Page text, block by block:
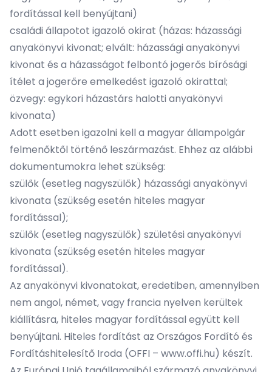
fordítással kell benyújtani)
családi állapotot igazoló okirat (házas: házassági
anyakönyvi kivonat; elvált: házassági anyakönyvi
kivonat és a házasságot felbontó jogerős bírósági
ítélet a jogerőre emelkedést igazoló okirattal;
özvegy: egykori házastárs halotti anyakönyvi
kivonata)
Adott esetben igazolni kell a magyar állampolgár
felmenőktől történő leszármazást. Ehhez az alábbi
dokumentumokra lehet szükség:
szülők (esetleg nagyszülők) házassági anyakönyvi
kivonata (szükség esetén hiteles magyar
fordítással);
szülők (esetleg nagyszülők) születési anyakönyvi
kivonata (szükség esetén hiteles magyar
fordítással).
Az anyakönyvi kivonatokat, eredetiben, amennyiben
nem angol, német, vagy francia nyelven kerültek
kiállításra, hiteles magyar fordítással együtt kell
benyújtani. Hiteles fordítást az Országos Fordító és
Fordításhitelesítő Iroda (OFFI – www.offi.hu) készít.